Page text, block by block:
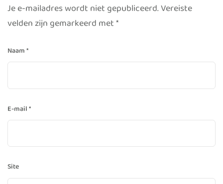
Je e-mailadres wordt niet gepubliceerd.Vereiste
velden zijn gemarkeerd met*
Naam*
E-mail*
Site